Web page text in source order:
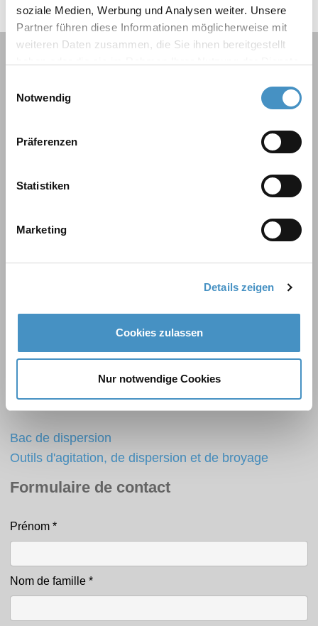
soziale Medien, Werbung und Analysen weiter. Unsere
Partner führen diese Informationen möglicherweise mit
weiteren Daten zusammen, die Sie ihnen bereitgestellt
unsererDatenschutzerklärung Impressum
Notwendig
Präferenzen
Statistiken
Marketing
Details zeigen
Cookies zulassen
Nur notwendige Cookies
Aperçu des produits
DISPERMAT® Disperseurs
DISPERMAT® Disperseurs sous vide
viscosité
DISPERMAT® Homogénéisateurs rotor-stator
TORUSMILL® Broyeurs à panier
FLEXIBLE. INNOVANT. PUISSANT.
Systèmes modulaires de changement rapide
Accessoires
Bac de dispersion
Outils d'agitation, de dispersion et de broyage
Formulaire de contact
Contact
Prénom *
Nom de famille *